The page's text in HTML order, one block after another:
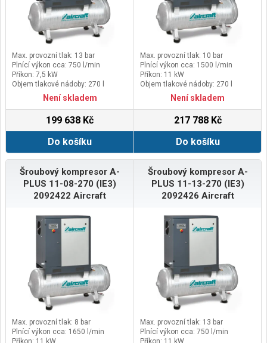
Max. provozní tlak: 13 bar
Plnící výkon cca: 750 l/min
Příkon: 7,5 kW
Objem tlakové nádoby: 270 l
Není skladem
199 638 Kč
Do košíku
Max. provozní tlak: 10 bar
Plnící výkon cca: 1500 l/min
Příkon: 11 kW
Objem tlakové nádoby: 270 l
Není skladem
217 788 Kč
Do košíku
Šroubový kompresor A-
PLUS 11-08-270 (IE3)
2092422 Aircraft
Max. provozní tlak: 8 bar
Plnící výkon cca: 1650 l/min
Šroubový kompresor A-
PLUS 11-13-270 (IE3)
2092426 Aircraft
Max. provozní tlak: 13 bar
Plnící výkon cca: 750 l/min